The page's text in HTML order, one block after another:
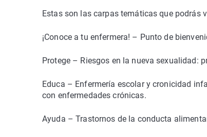
Estas son las carpas temáticas que podrás
¡Conoce a tu enfermera! – Punto de
Protege – Riesgos en la nueva sexualidad:
Educa – Enfermería escolar y cronicidad
con enfermedades crónicas.
Ayuda – Trastornos de la conducta